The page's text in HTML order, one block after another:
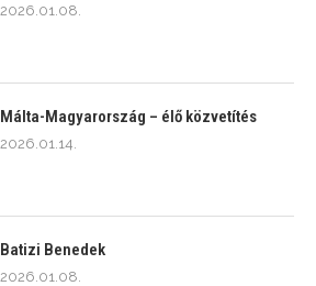
2026.01.08.
Málta-Magyarország – élő közvetítés
2026.01.14.
Batizi Benedek
2026.01.08.